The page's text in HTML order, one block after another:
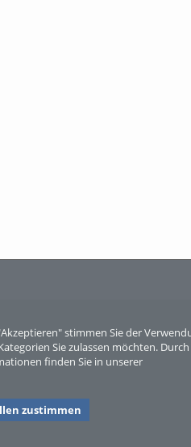
stimmen Sie der
Sie zulassen möchten. Durch
finden Sie in unserer
zustimmen